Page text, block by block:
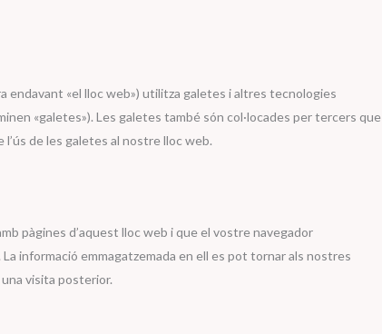
endavant «el lloc web») utilitza galetes i altres tecnologies
«galetes»). Les galetes també són col·locades per tercers que
de les galetes al nostre lloc web.
pàgines d’aquest lloc web i que el vostre navegador
informació emmagatzemada en ell es pot tornar als nostres
visita posterior.